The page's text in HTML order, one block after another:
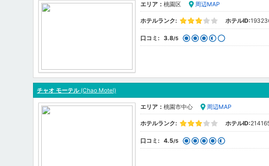
エリア： 桃園区 周辺MAP
ホテルランク: ホテルID:
口コミ: 3.8/5
チャオ モーテル(Chao Motel)
エリア： 桃園市中心 周辺MAP
ホテルランク: ホテルID:
口コミ: 4.5/5